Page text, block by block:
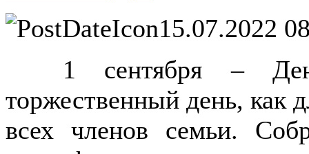
15.07.2022
1 сентября – День
торжественный день, как
всех членов семьи.